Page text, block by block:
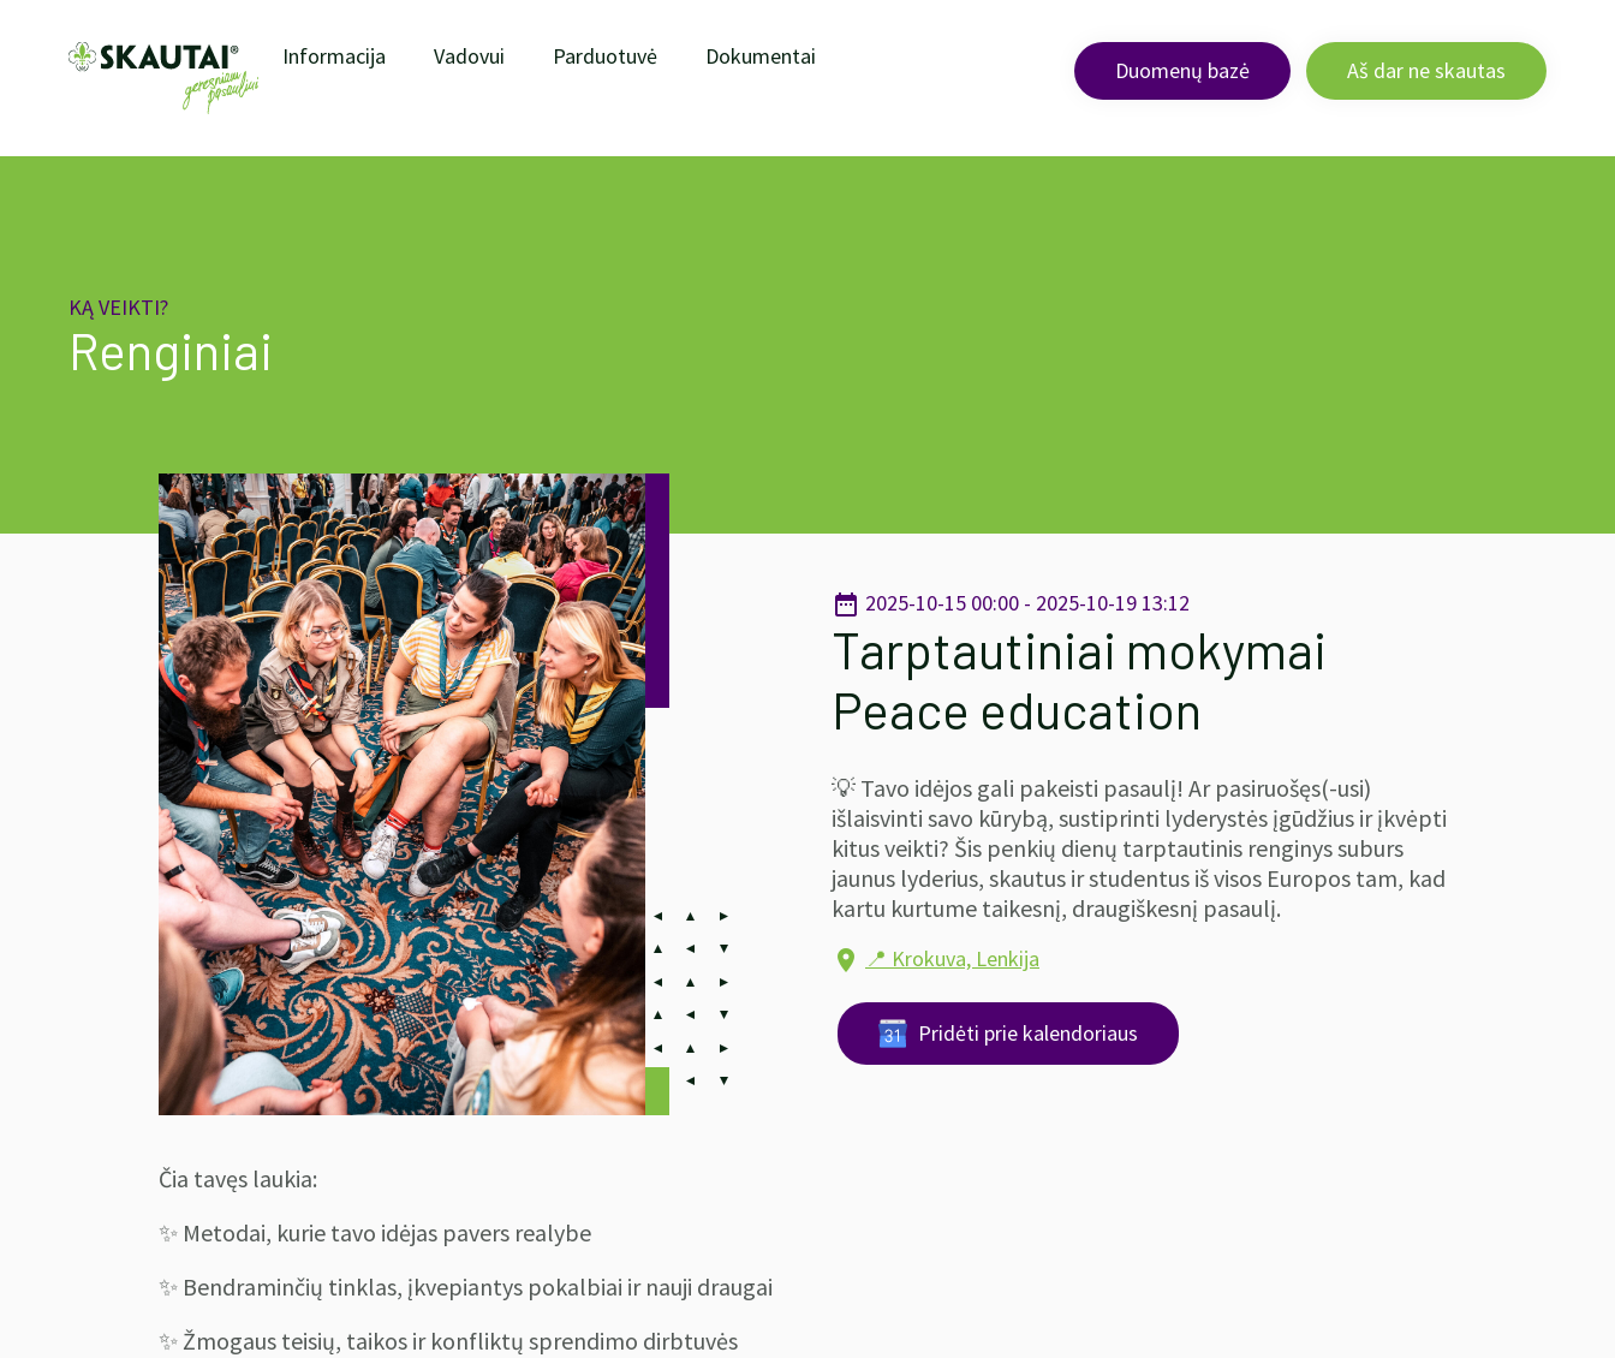
Informacija Vadovui Parduotuvė Dokumentai
Duomenų bazė Aš dar ne skautas
KĄ VEIKTI?
Renginiai
date_range 2025-10-15 00:00 - 2025-10-19 13:12
Tarptautiniai mokymai
Peace education
💡 Tavo idėjos gali pakeisti pasaulį! Ar pasiruošęs(-usi)
išlaisvinti savo kūrybą, sustiprinti lyderystės įgūdžius ir įkvėpti
kitus veikti? Šis penkių dienų tarptautinis renginys suburs
jaunus lyderius, skautus ir studentus iš visos Europos tam, kad
kartu kurtume taikesnį, draugiškesnį pasaulį.
location_on 📍 Krokuva, Lenkija
Pridėti prie kalendoriaus
Čia tavęs laukia:
✨ Metodai, kurie tavo idėjas pavers realybe
✨ Bendraminčių tinklas, įkvepiantys pokalbiai ir nauji draugai
✨ Žmogaus teisių, taikos ir konfliktų sprendimo dirbtuvės